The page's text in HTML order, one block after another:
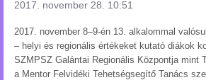
2017. november 28. 10:51
2017. november 8–9-én 13. alkalommal
– helyi és regionális értékeket kutató diákok
SZMPSZ Galántai Regionális Központja mint
a Mentor Felvidéki Tehetségsegítő Tanács